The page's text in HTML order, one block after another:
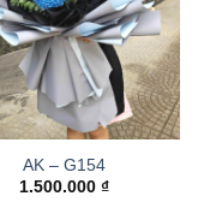
AK – G154
1.500.000 ₫